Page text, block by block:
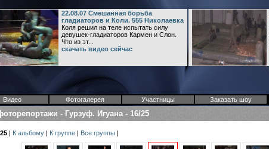
22.08.07 Смешанная борьба
гладиаторов и Коли. 555 Николаевка
Коля решил на теле испытать силу
девушек-гладиаторов Кармен и Слон.
Что из эт...
скачать видео сейчас
Видео Фотогалерея Участницы Заказать шоу
- Гурзуф. Игуана- 16/25
| К альбому | К группе | Все группы |